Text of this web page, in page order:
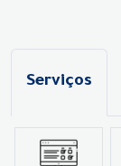
Serviços